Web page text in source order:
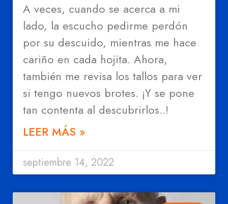
A veces, cuando se acerca a mi
lado, la escucho pedirme perdón
por su descuido, mientras me hace
cariño en cada hojita. Ahora,
también me revisa los tallos para ver
si tengo nuevos brotes. ¡Y se pone
tan contenta al descubrirlos..!
LEER MÁS »
septiembre 14, 2022